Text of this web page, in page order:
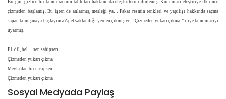
Bir gün gizlice bir kunduracının tabloları hakkındaki eleştirilerini dinlemiş. Kunduracı eleştiriye ilk önce
çizmeden başlamış. Bu işten de anlarmış, mesleği ya… Fakat resmin renkleri ve yapılışı hakkında saçma
sapan konuşmaya başlayınca Apel saklandığı yerden çıkmış ve, “Çizmeden yukarı çıkma!” diye kunduracıyı
uyarmış.
El, dil, bel… sen sahipsen
Çizmeden yukarı çıkma
Mevla'dan bir nasipsen
Çizmeden yukarı çıkma
Sosyal Medyada Paylaş